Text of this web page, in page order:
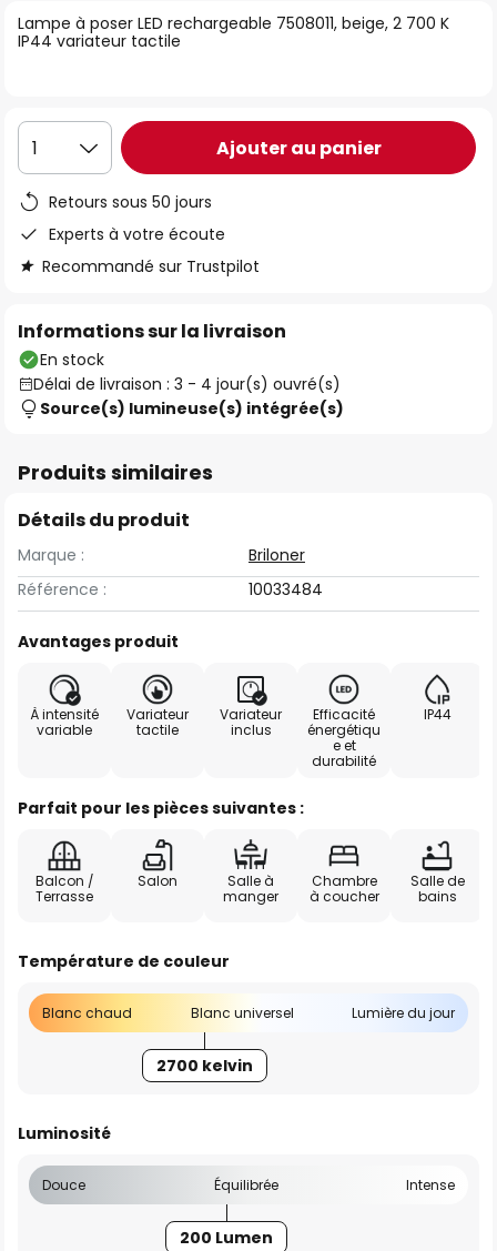
of
the
Lampe à poser LED rechargeable 7508011, beige, 2 700 K
IP44 variateur tactile
1 Ajouter au panier
Retours sous 50 jours
Experts à votre écoute
Recommandé sur Trustpilot
Informations sur la livraison
En stock
Délai de livraison : 3 - 4 jour(s) ouvré(s)
Source(s) lumineuse(s) intégrée(s)
Produits similaires
Détails du produit
Marque :
Briloner
Référence :
10033484
Avantages produit
À intensité
variable
Variateur
tactile
Variateur
inclus
Efficacité
énergétiqu
e et
durabilité
IP44
Parfait pour les pièces suivantes :
Balcon /
Terrasse
Salon
Salle à
manger
Chambre
à coucher
Salle de
bains
Température de couleur
Blanc chaud Blanc universel Lumière du jour
2700 kelvin
Luminosité
Douce Équilibrée Intense
200 Lumen